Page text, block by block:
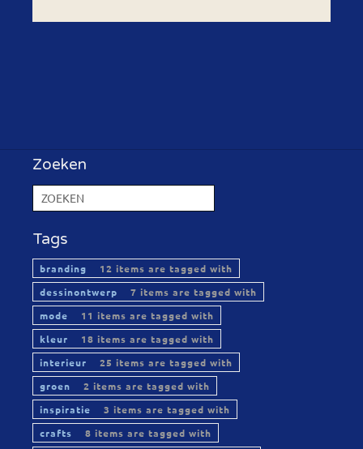
Zoeken
Tags
branding
12 items are tagged with
dessinontwerp
7 items are tagged with
mode
11 items are tagged with
kleur
18 items are tagged with
interieur
25 items are tagged with
groen
2 items are tagged with
inspiratie
3 items are tagged with
crafts
8 items are tagged with